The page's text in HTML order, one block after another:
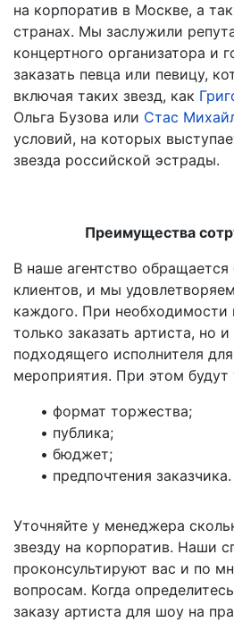
на корпоратив в Москве, а
странах. Мы заслужили
концертного организатора и
заказать певца или певицу,
включая таких звезд, как
Ольга Бузова или Стас
условий, на которых
звезда российской эстрады.
Преимущества
В наше агентство
клиентов, и мы
каждого. При
только заказать артиста, но
подходящего исполнителя
мероприятия. При этом
• формат торжества;
• публика;
• бюджет;
• предпочтения заказчика.
Уточняйте у менеджера
звезду на корпоратив. Наши
проконсультируют вас и по
вопросам. Когда
заказу артиста для шоу на